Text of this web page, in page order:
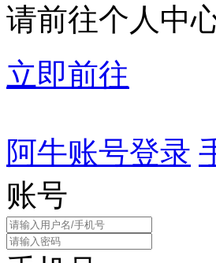
请前往个人中
立即前往
阿牛账号登录
账号